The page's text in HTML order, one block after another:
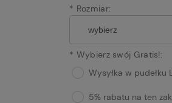
* Rozmiar:
* Wybierz swój Gratis!:
Wysyłka w pudełku
5% rabatu na ten